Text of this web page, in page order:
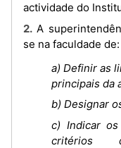
actividade do
2. A superintendência exercida sobre o IAPI traduz-
se na faculdade de:
a) Definir as
principais da
b) Designar
c) Indicar
critérios